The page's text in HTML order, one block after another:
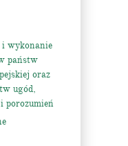
wykonanie
państw
oraz
ugód,
porozumień